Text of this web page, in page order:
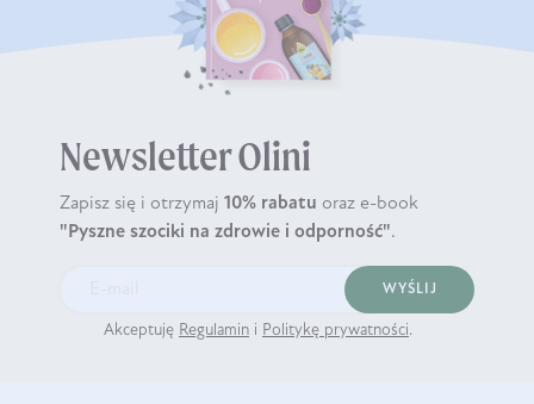
Newsletter Olini
Zapisz się i otrzymaj 10% rabatu oraz e-book
"Pyszne szociki na zdrowie i odporność".
WYŚLIJ
Akceptuję Regulamin i Politykę prywatności.